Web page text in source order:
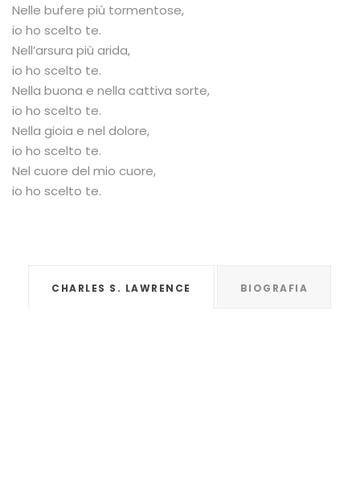
Nelle bufere più tormentose,
io ho scelto te.
Nell’arsura più arida,
io ho scelto te.
Nella buona e nella cattiva sorte,
io ho scelto te.
Nella gioia e nel dolore,
io ho scelto te.
Nel cuore del mio cuore,
io ho scelto te.
CHARLES S. LAWRENCE BIOGRAFIA